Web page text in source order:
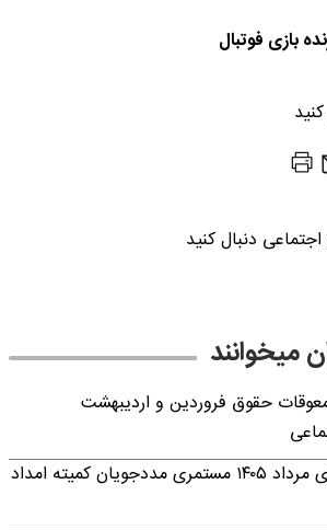
بازی فوتبال
دنبال کنید
میخوانند
معوقات حقوق فروردین و اردیبهشت
خبر فوری؛ برنامه واریزی مرداد ۱۴۰۵ مستمری مددجویان کمیته امداد